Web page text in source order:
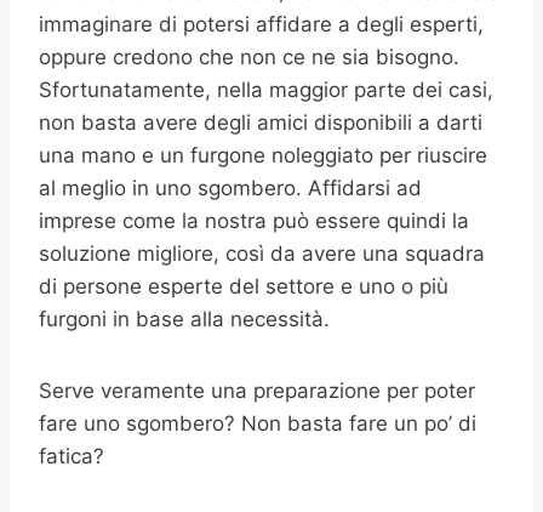
immaginare di potersi affidare a degli esperti,
oppure credono che non ce ne sia bisogno.
Sfortunatamente, nella maggior parte dei casi,
non basta avere degli amici disponibili a darti
una mano e un furgone noleggiato per riuscire
al meglio in uno sgombero. Affidarsi ad
imprese come la nostra può essere quindi la
soluzione migliore, così da avere una squadra
di persone esperte del settore e uno o più
furgoni in base alla necessità.
Serve veramente una preparazione per poter
fare uno sgombero? Non basta fare un po’ di
fatica?